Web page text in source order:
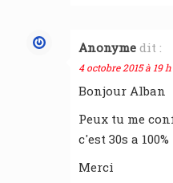
Anonyme dit :
4 octobre 2015 à 19
Bonjour Alban
Peux tu me
c'est 30s a
Merci